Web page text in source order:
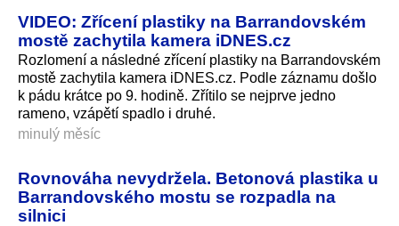
VIDEO: Zřícení plastiky na Barrandovském
mostě zachytila kamera iDNES.cz
Rozlomení a následné zřícení plastiky na Barrandovském
mostě zachytila kamera iDNES.cz. Podle záznamu došlo
k pádu krátce po 9. hodině. Zřítilo se nejprve jedno
rameno, vzápětí spadlo i druhé.
minulý měsíc
Rovnováha nevydržela. Betonová plastika u
Barrandovského mostu se rozpadla na
silnici